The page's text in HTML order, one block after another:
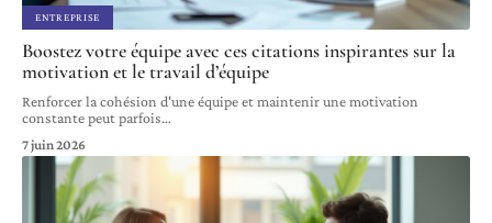
ENTREPRISE
Boostez votre équipe avec ces citations inspirantes sur la
motivation et le travail d’équipe
Renforcer la cohésion d'une équipe et maintenir une motivation
constante peut parfois…
7 juin 2026